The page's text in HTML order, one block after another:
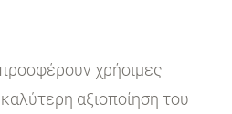
χρήσιμες
αξιοποίηση του